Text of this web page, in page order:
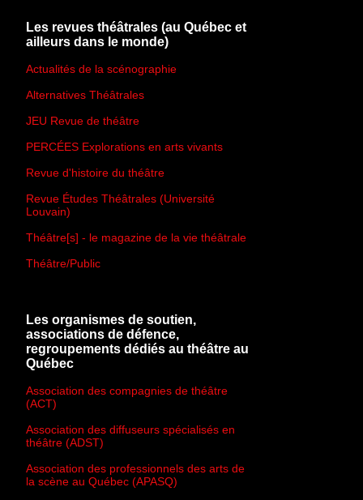
Les revues théâtrales (au Québec et
ailleurs dans le monde)
Actualités de la scénographie
Alternatives Théâtrales
JEU Revue de théâtre
PERCÉES Explorations en arts vivants
Revue d'histoire du théâtre
Revue Études Théâtrales (Université
Louvain)
Théâtre[s] - le magazine de la vie théâtrale
Théâtre/Public
Les organismes de soutien,
associations de défence,
regroupements dédiés au théâtre au
Québec
Association des compagnies de théâtre
(ACT)
Association des diffuseurs spécialisés en
théâtre (ADST)
Association des professionnels des arts de
la scène au Québec (APASQ)